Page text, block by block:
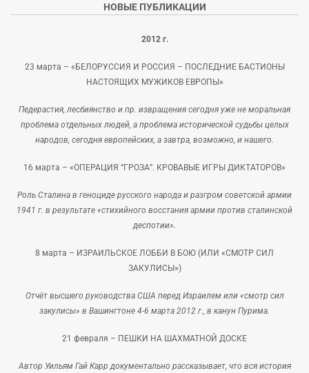
НОВЫЕ ПУБЛИКАЦИИ
2012 г.
23 марта – «БЕЛОРУССИЯ И РОССИЯ – ПОСЛЕДНИЕ БАСТИОНЫ
НАСТОЯЩИХ МУЖИКОВ ЕВРОПЫ»
Педерастия, лесбиянство и пр. извращения сегодня уже не моральная
проблема отдельных людей, а проблема исторической судьбы целых
народов, сегодня европейских, а завтра, возможно, и нашего.
16 марта – «ОПЕРАЦИЯ “ГРОЗА”. КРОВАВЫЕ ИГРЫ ДИКТАТОРОВ»
Роль Сталина в геноциде русского народа и разгром советской армии
1941 г. в результате «стихийного восстания армии против сталинской
деспотии».
8 марта – ИЗРАИЛЬСКОЕ ЛОББИ В БОЮ (ИЛИ «СМОТР СИЛ
ЗАКУЛИСЫ»)
Отчёт высшего руководства США перед Израилем или «смотр сил
закулисы» в Вашингтоне 4-6 марта 2012 г., в канун Пурима.
21 февраля – ПЕШКИ НА ШАХМАТНОЙ ДОСКЕ
Автор Уильям Гай Карр документально рассказывает, что вся история